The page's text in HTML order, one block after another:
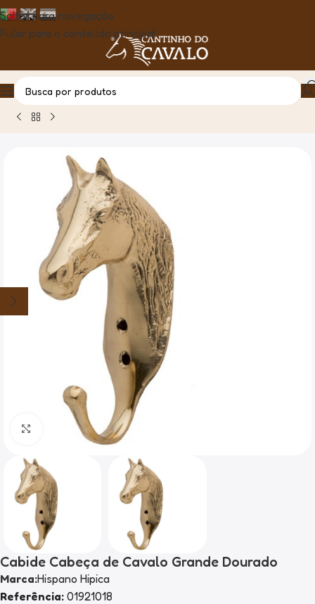
Saltar para navegação
Pular para o conteúdo principal
Casa Produto Cabide Cabeça de Cavalo Grande Dourado
Clique para ampliar
Cabide Cabeça de Cavalo Grande Dourado
Marca:Hispano Hipica
Referência: 01921018